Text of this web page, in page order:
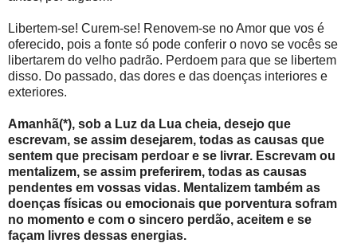
Libertem-se! Curem-se! Renovem-se no Amor que vos é
oferecido, pois a fonte só pode conferir o novo se vocês se
libertarem do velho padrão. Perdoem para que se libertem
disso. Do passado, das dores e das doenças interiores e
exteriores.
Amanhã(*), sob a Luz da Lua cheia, desejo que
escrevam, se assim desejarem, todas as causas que
sentem que precisam perdoar e se livrar. Escrevam ou
mentalizem, se assim preferirem, todas as causas
pendentes em vossas vidas. Mentalizem também as
doenças físicas ou emocionais que porventura sofram
no momento e com o sincero perdão, aceitem e se
façam livres dessas energias.